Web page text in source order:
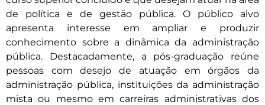
de política e de gestão pública. O público alvo
apresenta interesse em ampliar e produzir
conhecimento sobre a dinâmica da administração
pública. Destacadamente, a pós-graduação reúne
pessoas com desejo de atuação em órgãos da
administração pública, instituições da administração
mista ou mesmo em carreiras administrativas dos